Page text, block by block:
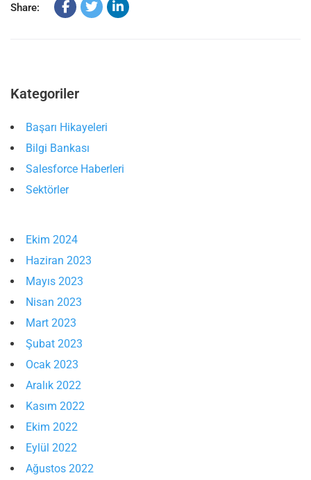
Share:
Kategoriler
Başarı Hikayeleri
Bilgi Bankası
Salesforce Haberleri
Sektörler
Ekim 2024
Haziran 2023
Mayıs 2023
Nisan 2023
Mart 2023
Şubat 2023
Ocak 2023
Aralık 2022
Kasım 2022
Ekim 2022
Eylül 2022
Ağustos 2022